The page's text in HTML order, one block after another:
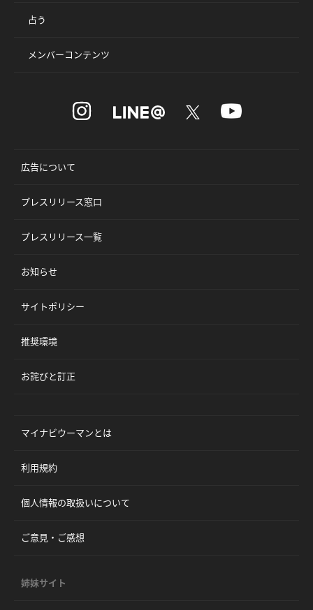
占う
メンバーコンテンツ
広告について
プレスリリース窓口
プレスリリース一覧
お知らせ
サイトポリシー
推奨環境
お詫びと訂正
マイナビウーマンとは
利用規約
個人情報の取扱いについて
ご意見・ご感想
姉妹サイト